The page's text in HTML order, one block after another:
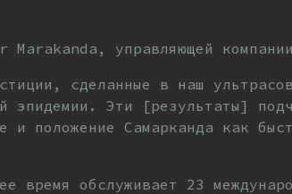
Marakanda, управляющей
сделанные в наш
Эти [результаты]
и положение Самарканда как
время обслуживает 23